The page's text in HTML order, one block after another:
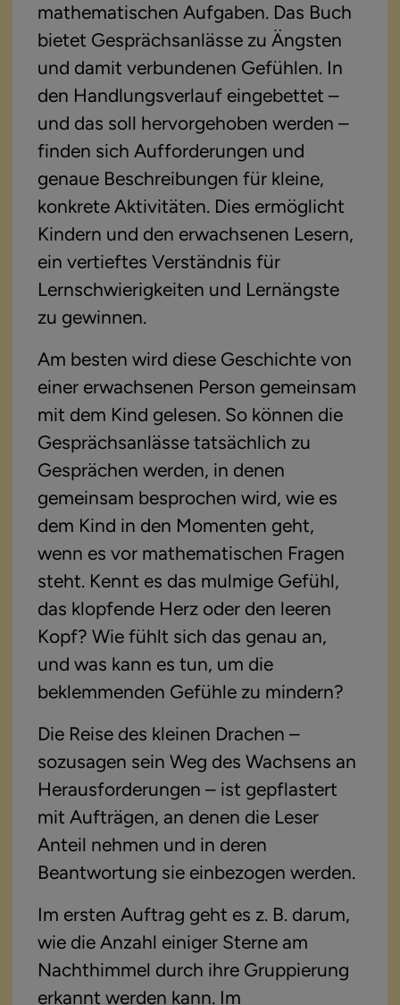
mathematischen Aufgaben. Das Buch
bietet Gesprächsanlässe zu Ängsten
und damit verbundenen Gefühlen. In
den Handlungsverlauf eingebettet –
und das soll hervorgehoben werden –
finden sich Aufforderungen und
genaue Beschreibungen für kleine,
konkrete Aktivitäten. Dies ermöglicht
Kindern und den erwachsenen Lesern,
ein vertieftes Verständnis für
Lernschwierigkeiten und Lernängste
zu gewinnen.
Am besten wird diese Geschichte von
einer erwachsenen Person gemeinsam
mit dem Kind gelesen. So können die
Gesprächsanlässe tatsächlich zu
Gesprächen werden, in denen
gemeinsam besprochen wird, wie es
dem Kind in den Momenten geht,
wenn es vor mathematischen Fragen
steht. Kennt es das mulmige Gefühl,
das klopfende Herz oder den leeren
Kopf? Wie fühlt sich das genau an,
und was kann es tun, um die
beklemmenden Gefühle zu mindern?
Die Reise des kleinen Drachen –
sozusagen sein Weg des Wachsens an
Herausforderungen – ist gepflastert
mit Aufträgen, an denen die Leser
Anteil nehmen und in deren
Beantwortung sie einbezogen werden.
Im ersten Auftrag geht es z. B. darum,
wie die Anzahl einiger Sterne am
Nachthimmel durch ihre Gruppierung
erkannt werden kann. Im